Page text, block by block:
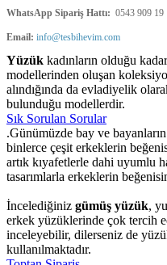
WhatsApp Sipariş Hattı: 0543 909 19
Email: info@tesbihevim.com
Yüzük kadınların olduğu
modellerinden oluşan
alındığında da evladiyelik
bulunduğu modellerdir.
Sık Sorulan Sorular
.Günümüzde bay ve
binlerce çeşit erkeklerin
artık kıyafetlerle dahi uyumlu
tasarımlarla erkeklerin
İncelediğiniz gümüş yüzük,
erkek yüzüklerinde çok tercih
inceleyebilir, dilerseniz de
kullanılmaktadır.